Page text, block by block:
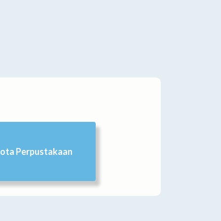
Perpustakaan